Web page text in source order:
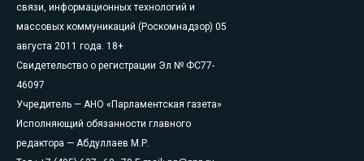
связи, информационных технологий и
массовых коммуникаций (Роскомнадзор) 05
августа 2011 года. 18+
Свидетельство о регистрации Эл № ФС77-
46097
Учредитель — АНО «Парламентская газета»
Исполняющий обязанности главного
редактора — Абдуллаев М.Р.